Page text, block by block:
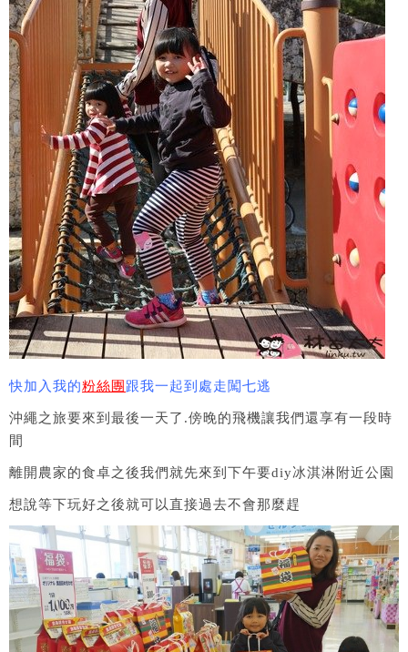
快加入我的粉絲團 跟我一起到處走闖七逃
沖繩之旅要來到最後一天了.傍晚的飛機讓我們還享有一段時
間
離開農家的食卓之後我們就先來到下午要diy冰淇淋附近公園
想說等下玩好之後就可以直接過去不會那麼趕